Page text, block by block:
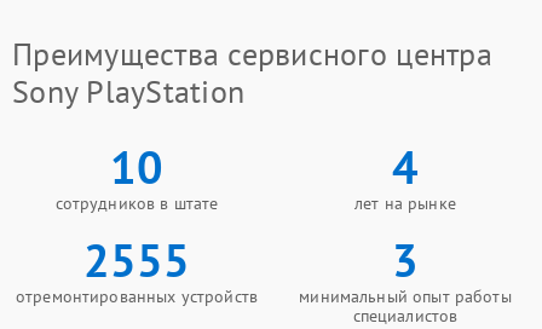
Преимущества сервисного центра
Sony PlayStation
10
сотрудников в штате
4
лет на рынке
2555
отремонтированных устройств
3
минимальный опыт работы
специалистов